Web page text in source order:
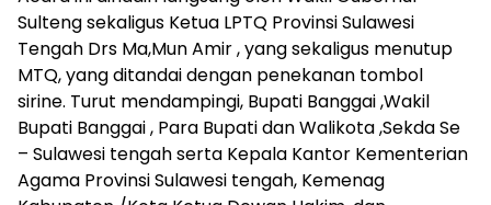
Sulteng sekaligus Ketua LPTQ Provinsi Sulawesi
Tengah Drs Ma,Mun Amir , yang sekaligus menutup
MTQ, yang ditandai dengan penekanan tombol
sirine. Turut mendampingi, Bupati Banggai ,Wakil
Bupati Banggai , Para Bupati dan Walikota ,Sekda Se
– Sulawesi tengah serta Kepala Kantor Kementerian
Agama Provinsi Sulawesi tengah, Kemenag